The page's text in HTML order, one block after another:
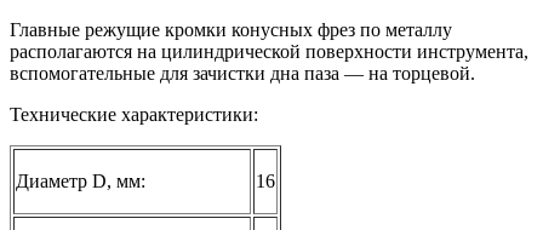
Главные режущие кромки конусных фрез по металлу
располагаются на цилиндрической поверхности инструмента,
вспомогательные для зачистки дна паза — на торцевой.
Технические характеристики:
Диаметр D, мм: 16